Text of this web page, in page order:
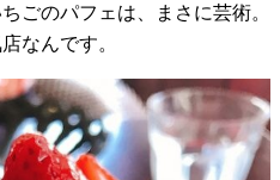
ごのパフェは、まさに芸術。
なんです。